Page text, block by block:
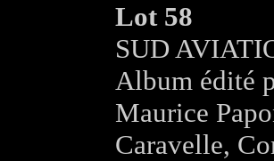
Lot 58
SUD
Album édité
Maurice
Caravelle,